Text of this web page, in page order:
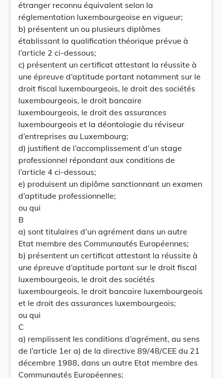
étranger reconnu équivalent selon la
réglementation luxembourgeoise en vigueur;
b) présentent un ou plusieurs diplômes
établissant la qualification théorique prévue à
l’article 2 ci-dessous;
c) présentent un certificat attestant la réussite à
une épreuve d’aptitude portant notamment sur le
droit fiscal luxembourgeois, le droit des sociétés
luxembourgeois, le droit bancaire
luxembourgeois, le droit des assurances
luxembourgeois et la déontologie du réviseur
d’entreprises au Luxembourg;
d) justifient de l’accomplissement d’un stage
professionnel répondant aux conditions de
l’article 4 ci-dessous;
e) produisent un diplôme sanctionnant un examen
d’aptitude professionnelle;
ou qui
B
a) sont titulaires d’un agrément dans un autre
Etat membre des Communautés Européennes;
b) présentent un certificat attestant la réussite à
une épreuve d’aptitude portant sur le droit fiscal
luxembourgeois, le droit des sociétés
luxembourgeois, le droit bancaire luxembourgeois
et le droit des assurances luxembourgeois;
ou qui
C
a) remplissent les conditions d’agrément, au sens
de l’article 1er a) de la directive 89/48/CEE du 21
décembre 1988, dans un autre Etat membre des
Communautés Européennes;